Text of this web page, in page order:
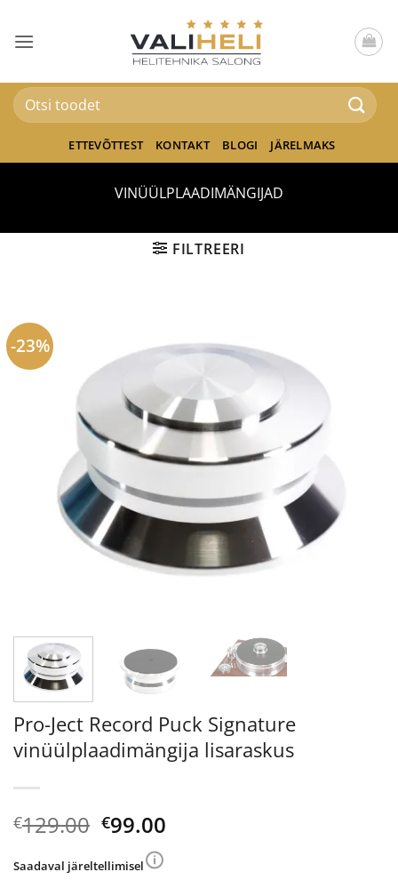
content
Otsi:
ETTEVÕTTEST KONTAKT BLOGI JÄRELMAKS
VINÜÜLPLAADIMÄNGIJAD
FILTREERI
-23%
Pro-Ject Record Puck Signature
vinüülplaadimängija lisaraskus
€129.00 Algne
oli:
€99.00
Saadaval järeltellimisel